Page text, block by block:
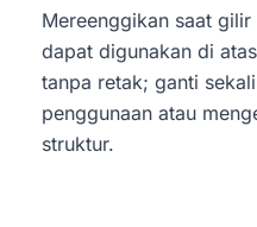
Mereenggikan saat
dapat digunakan di
tanpa retak; ganti
penggunaan atau
struktur.